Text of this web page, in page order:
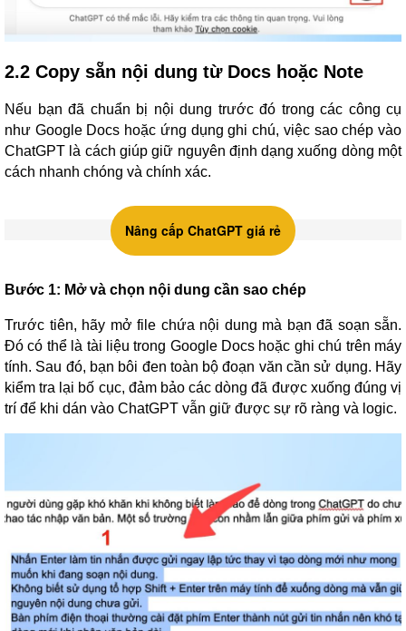
2.2 Copy sẵn nội dung từ Docs hoặc Note
Nếu bạn đã chuẩn bị nội dung trước đó trong các công cụ
như Google Docs hoặc ứng dụng ghi chú, việc sao chép vào
ChatGPT là cách giúp giữ nguyên định dạng xuống dòng một
cách nhanh chóng và chính xác.
Nâng cấp ChatGPT giá rẻ
Bước 1: Mở và chọn nội dung cần sao chép
Trước tiên, hãy mở file chứa nội dung mà bạn đã soạn sẵn.
Đó có thể là tài liệu trong Google Docs hoặc ghi chú trên máy
tính. Sau đó, bạn bôi đen toàn bộ đoạn văn cần sử dụng. Hãy
kiểm tra lại bố cục, đảm bảo các dòng đã được xuống đúng vị
trí để khi dán vào ChatGPT vẫn giữ được sự rõ ràng và logic.